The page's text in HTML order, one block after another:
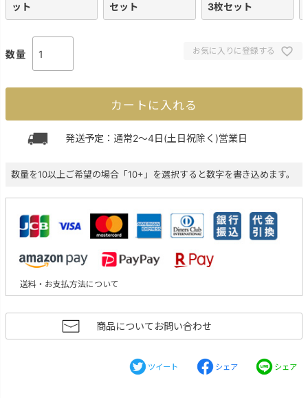
ット
セット
3枚セット
お気に入りに登録する
カートに入れる
発送予定：通常2～4日(土日祝除く)営業日
数量を10以上ご希望の場合「10+」を選択すると数字を書き込めます。
送料・お支払方法について
商品についてお問い合わせ
ツイート シェア シェア